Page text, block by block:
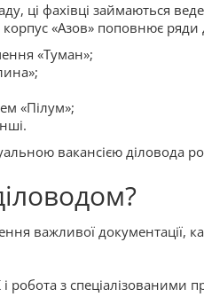
ці фахівці займаються
«Азов» поповнює ряди
«Туман»;
«Пілум»;
вакансією діловода
важливої
робота з спеціалізованими